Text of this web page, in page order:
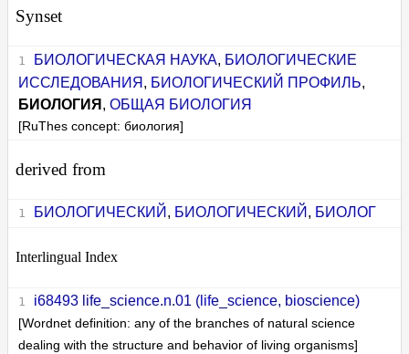
Synset
БИОЛОГИЧЕСКАЯ НАУКА, БИОЛОГИЧЕСКИЕ
ИССЛЕДОВАНИЯ , БИОЛОГИЧЕСКИЙ ПРОФИЛЬ,
БИОЛОГИЯ ,ОБЩАЯ БИОЛОГИЯ
[RuThes concept: биология]
derived from
БИОЛОГИЧЕСКИЙ , БИОЛОГИЧЕСКИЙ , БИОЛОГ
Interlingual Index
i68493 life_science.n.01 (life_science, bioscience)
[Wordnet definition: any of the branches of natural science
dealing with the structure and behavior of living organisms]